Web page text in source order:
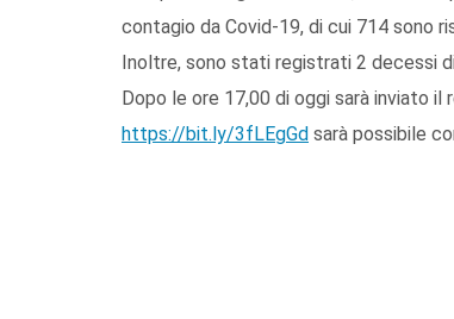
contagio da Covid-19, di cui 714 sono
Inoltre, sono stati registrati 2 decessi
Dopo le ore 17,00 di oggi sarà inviato
https://bit.ly/3fLEgGd sarà possibile